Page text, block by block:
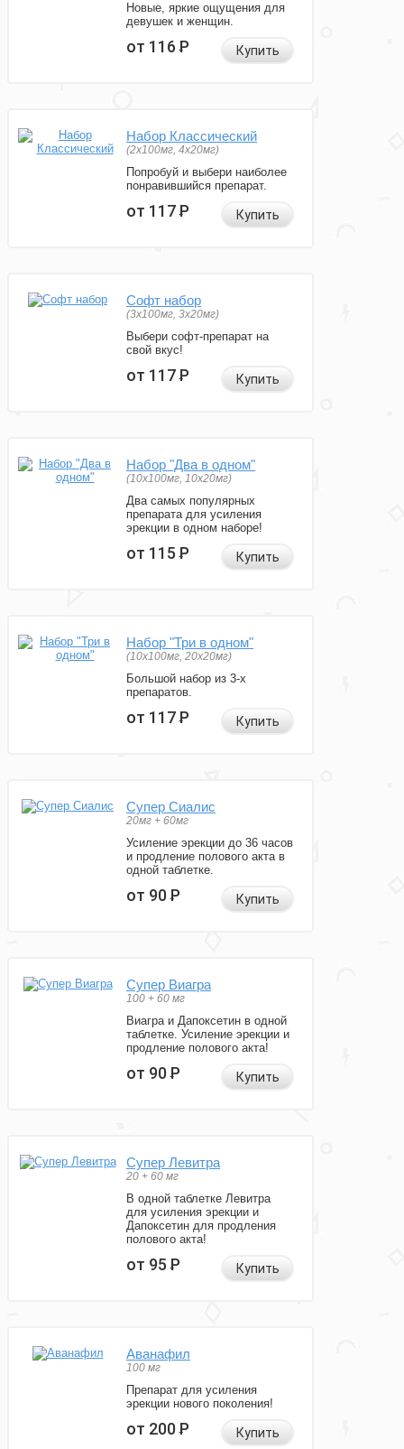
Новые, яркие ощущения для
девушек и женщин.
от 116Р Купить
Набор Классический
(2x100мг, 4x20мг)
Попробуй и выбери наиболее
понравившийся препарат.
от 117Р Купить
Софт набор
(3x100мг, 3x20мг)
Выбери софт-препарат на
свой вкус!
от 117Р Купить
Набор "Два в одном"
(10x100мг, 10x20мг)
Два самых популярных
препарата для усиления
эрекции в одном наборе!
от 115Р Купить
Набор "Три в одном"
(10x100мг, 20x20мг)
Большой набор из 3-х
препаратов.
от 117Р Купить
Супер Сиалис
20мг + 60мг
Усиление эрекции до 36 часов
и продление полового акта в
одной таблетке.
от 90Р Купить
Супер Виагра
100 + 60 мг
Виагра и Дапоксетин в одной
таблетке. Усиление эрекции и
продление полового акта!
от 90Р Купить
Супер Левитра
20 + 60 мг
В одной таблетке Левитра
для усиления эрекции и
Дапоксетин для продления
полового акта!
от 95Р Купить
Аванафил
100 мг
Препарат для усиления
эрекции нового поколения!
от 200Р Купить